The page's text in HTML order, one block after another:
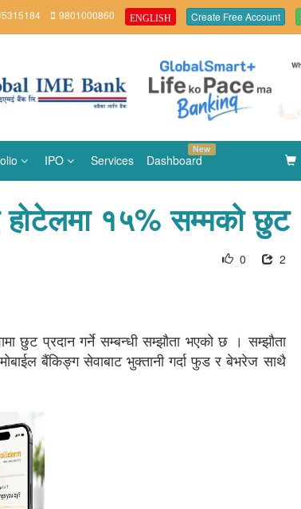
9801000860 ENGLISH Create Free Account
IPO Services Dashboard
New
होटेलमा १५% सम्मको छुट
2
0
छुट प्रदान गर्ने सम्बन्धी सम्झौता भएको छ । सम्झौता
बैंकिङ्ग सेवाबाट भुक्तानी गर्दा फुड र बेभरेज साथै